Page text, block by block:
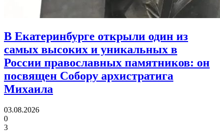
В Екатеринбурге открыли один из
самых высоких и уникальных в
России православных памятников: он
посвящен Собору архистратига
Михаила
03.08.2026
0
3